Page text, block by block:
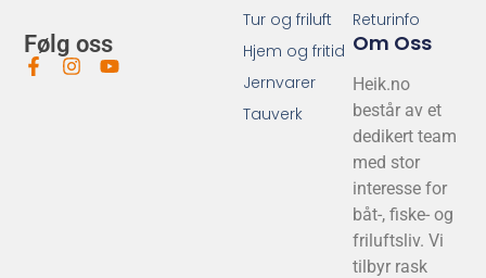
Følg oss
Returinfo
Om Oss
Heik.no
består av et
dedikert team
med stor
interesse for
båt-, fiske- og
friluftsliv. Vi
tilbyr rask
Tur og friluft
Hjem og fritid
Jernvarer
Tauverk